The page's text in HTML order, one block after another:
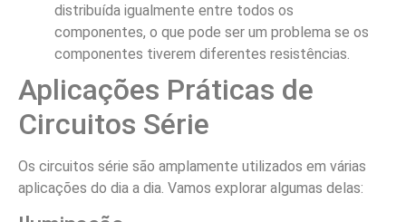
distribuída igualmente entre todos os
componentes, o que pode ser um problema se os
componentes tiverem diferentes resistências.
Aplicações Práticas de
Circuitos Série
Os circuitos série são amplamente utilizados em várias
aplicações do dia a dia. Vamos explorar algumas delas: